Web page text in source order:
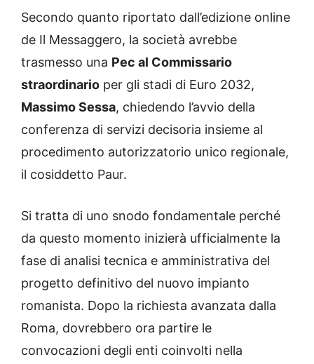
Secondo quanto riportato dall’edizione online
de Il Messaggero, la società avrebbe
trasmesso una Pec al Commissario
straordinario per gli stadi di Euro 2032,
Massimo Sessa, chiedendo l’avvio della
conferenza di servizi decisoria insieme al
procedimento autorizzatorio unico regionale,
il cosiddetto Paur.
Si tratta di uno snodo fondamentale perché
da questo momento inizierà ufficialmente la
fase di analisi tecnica e amministrativa del
progetto definitivo del nuovo impianto
romanista. Dopo la richiesta avanzata dalla
Roma, dovrebbero ora partire le
convocazioni degli enti coinvolti nella